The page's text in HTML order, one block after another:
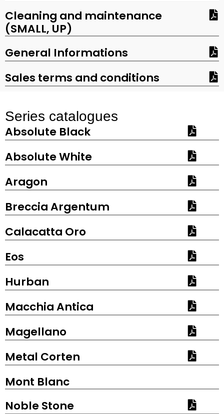
Cleaning and maintenance
(SMALL, UP)
General Informations
Sales terms and conditions
Series catalogues
Absolute Black
Absolute White
Aragon
Breccia Argentum
Calacatta Oro
Eos
Hurban
Macchia Antica
Magellano
Metal Corten
Mont Blanc
Noble Stone